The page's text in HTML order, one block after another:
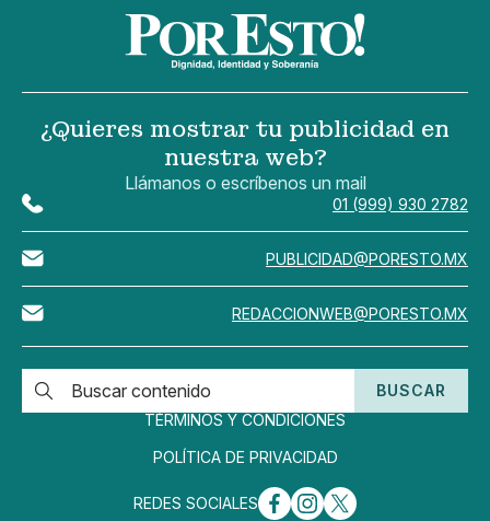
¿Quieres mostrar tu publicidad en
nuestra web?
Llámanos o escríbenos un mail
01 (999) 930 2782
PUBLICIDAD@PORESTO.MX
REDACCIONWEB@PORESTO.MX
BUSCAR
TÉRMINOS Y CONDICIONES
POLÍTICA DE PRIVACIDAD
REDES SOCIALES